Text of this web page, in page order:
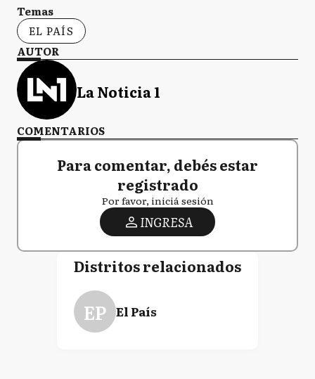
Temas
EL PAÍS
AUTOR
La Noticia 1
COMENTARIOS
Para comentar, debés estar
registrado
Por favor, iniciá sesión
INGRESA
Distritos relacionados
EP El País